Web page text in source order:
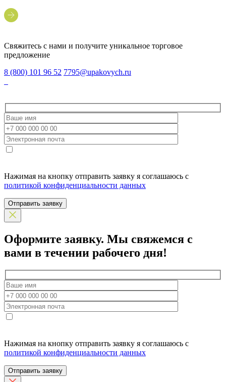
Свяжитесь с нами и получите уникальное торговое
предложение
8 (800) 101 96 52 7795@upakovych.ru
Нажимая на кнопку отправить заявку я соглашаюсь с
политикой конфиденциальности данных
Отправить заявку
Оформите заявку. Мы свяжемся с
вами в течении рабочего дня!
Нажимая на кнопку отправить заявку я соглашаюсь с
политикой конфиденциальности данных
Отправить заявку